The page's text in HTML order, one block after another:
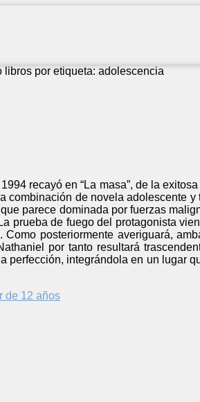
libros por etiqueta: adolescencia
recayó en “La masa”, de la
combinación de novela adolescente
parece dominada por fuerzas
prueba de fuego del protagonista
Como posteriormente averiguará,
por tanto resultará
perfección, integrándola en un lugar
de 12 años